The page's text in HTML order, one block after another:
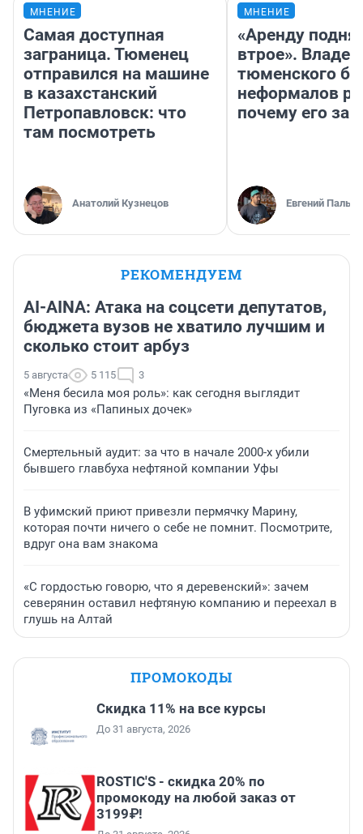
МНЕНИЕ
Самая доступная
заграница. Тюменец
отправился на машине
в казахстанский
Петропавловск: что
там посмотреть
Анатолий Кузнецов
МНЕНИЕ
«Аренду
втрое».
тюменского
неформалов
почему его
Евгений
РЕКОМЕНДУЕМ
AI-AINA: Атака на соцсети депутатов,
бюджета вузов не хватило лучшим и
сколько стоит арбуз
5 августа 5 115 3
«Меня бесила моя роль»: как сегодня выглядит
Пуговка из «Папиных дочек»
Смертельный аудит: за что в начале 2000-х убили
бывшего главбуха нефтяной компании Уфы
В уфимский приют привезли пермячку Марину,
которая почти ничего о себе не помнит. Посмотрите,
вдруг она вам знакома
«С гордостью говорю, что я деревенский»: зачем
северянин оставил нефтяную компанию и переехал в
глушь на Алтай
ПРОМОКОДЫ
Скидка 11% на все курсы
До 31 августа, 2026
ROSTIC'S - скидка 20% по
промокоду на любой заказ от
3199₽!